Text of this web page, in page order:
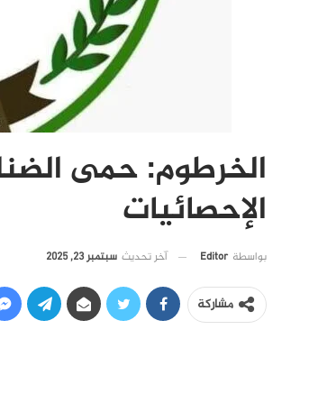
الخرطوم: حمى
الإحصائيات
بواسطة Editor آخر تحديث سبتمبر 23, 2025
مشاركة